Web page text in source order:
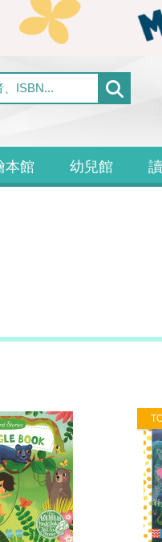
本館 幼兒館